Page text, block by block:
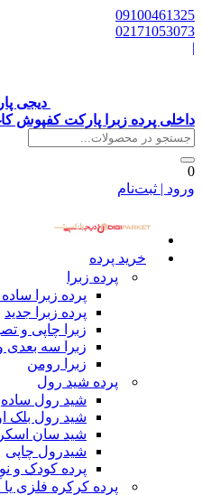
09100461325
02171053073
|
دیجی
داخلی پرده زبرا پارکت کفپوش
0
ورود | ثبت‌نام
خرید پرده
پرده زبرا
پرده زبرا
پرده زبرا جدید
زبرا چاپی و
زبرا سه بعدی
زبرا رومن
پرده شید رول
شید رول ساده
شید رول بلک
شید سان
شیدرول چاپی
پرده کودک و
پرده کرکره فلزی یا